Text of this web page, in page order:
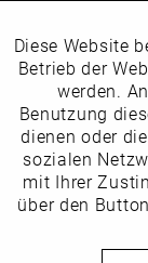
Newsletter
Funktionale
Marketing
Tracking
Diese Website
Betrieb der
werden.
Benutzung
dienen oder
sozialen
mit Ihrer
über den